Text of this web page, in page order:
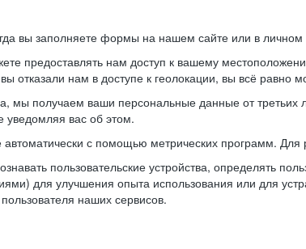
вы заполняете формы на нашем сайте или в личном
предоставлять нам доступ к вашему
отказали нам в доступе к геолокации, вы всё равно
мы получаем ваши персональные данные от третьих
вас об этом.
с помощью метрических программ.
пользовательские устройства, определять
для улучшения опыта использования или для
наших сервисов.